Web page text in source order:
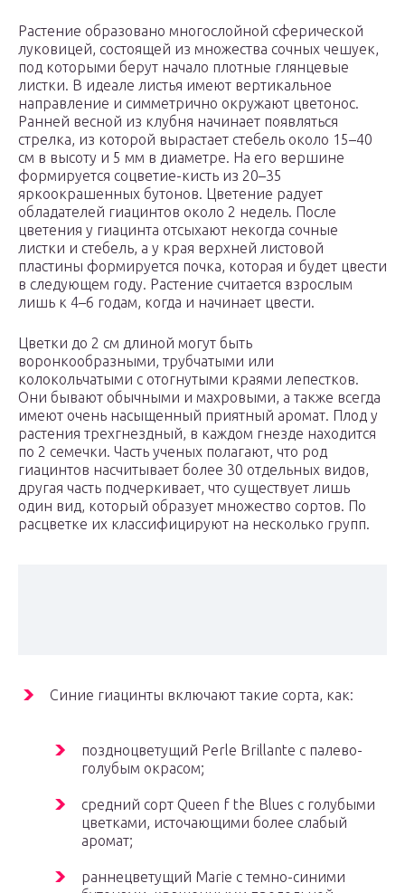
Растение образовано многослойной сферической
луковицей, состоящей из множества сочных чешуек,
под которыми берут начало плотные глянцевые
листки. В идеале листья имеют вертикальное
направление и симметрично окружают цветонос.
Ранней весной из клубня начинает появляться
стрелка, из которой вырастает стебель около 15–40
см в высоту и 5 мм в диаметре. На его вершине
формируется соцветие-кисть из 20–35
яркоокрашенных бутонов. Цветение радует
обладателей гиацинтов около 2 недель. После
цветения у гиацинта отсыхают некогда сочные
листки и стебель, а у края верхней листовой
пластины формируется почка, которая и будет цвести
в следующем году. Растение считается взрослым
лишь к 4–6 годам, когда и начинает цвести.
Цветки до 2 см длиной могут быть
воронкообразными, трубчатыми или
колокольчатыми с отогнутыми краями лепестков.
Они бывают обычными и махровыми, а также всегда
имеют очень насыщенный приятный аромат. Плод у
растения трехгнездный, в каждом гнезде находится
по 2 семечки. Часть ученых полагают, что род
гиацинтов насчитывает более 30 отдельных видов,
другая часть подчеркивает, что существует лишь
один вид, который образует множество сортов. По
расцветке их классифицируют на несколько групп.
Синие гиацинты включают такие сорта, как:
поздноцветущий Perle Brillante с палево-
голубым окрасом;
средний сорт Queen f the Blues с голубыми
цветками, источающими более слабый
аромат;
раннецветущий Marie с темно-синими